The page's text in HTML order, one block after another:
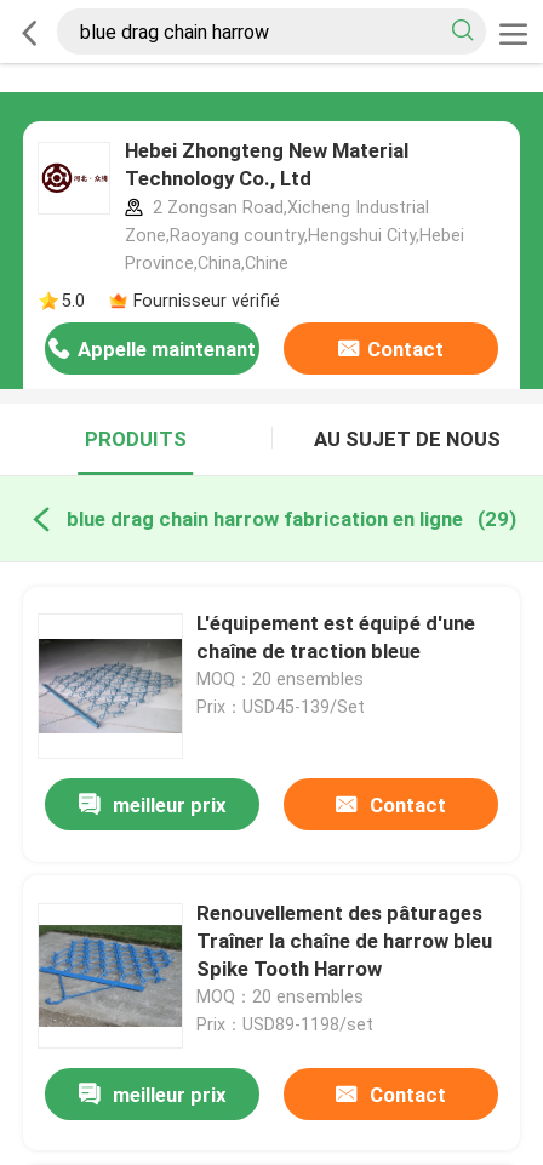
Hebei Zhongteng New Material
Technology Co., Ltd
2 Zongsan Road,Xicheng Industrial
Zone,Raoyang country,Hengshui City,Hebei
Province,China,Chine
5.0
Fournisseur vérifié
Appelle maintenant Contact
PRODUITS AU SUJET DE NOUS
blue drag chain harrow fabrication en ligne (29)
L'équipement est équipé d'une
chaîne de traction bleue
MOQ：20 ensembles
Prix：USD45-139/Set
meilleur prix Contact
Renouvellement des pâturages
Traîner la chaîne de harrow bleu
Spike Tooth Harrow
MOQ：20 ensembles
Prix：USD89-1198/set
meilleur prix Contact